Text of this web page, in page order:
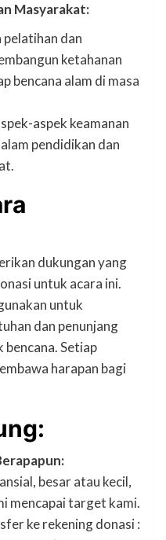
Masyarakat:
dan
ketahanan
bencana alam di masa
aspek keamanan
pendidikan dan
dukungan yang
untuk acara ini.
untuk
dan penunjang
Setiap
harapan bagi
besar atau kecil,
mencapai target kami.
ke rekening donasi :